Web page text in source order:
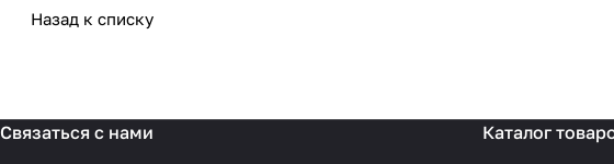
Назад к списку
Связаться с нами Каталог